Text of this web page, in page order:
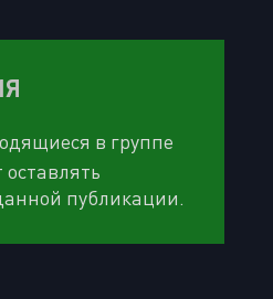
в группе
оставлять
публикации.